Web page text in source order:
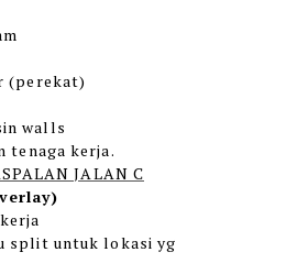
(perekat)
walls
tenaga kerja.
JALAN C
split untuk lokasi yg